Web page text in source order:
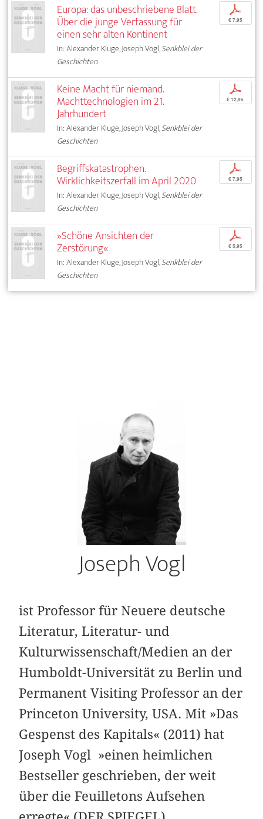
Europa: das unbeschriebene Blatt.
Über die junge Verfassung für
einen sehr alten Kontinent
In: Alexander Kluge, Joseph Vogl,Senkblei der
Geschichten
p
€ 7,95
Keine Macht für niemand.
Machttechnologien im 21.
Jahrhundert
In: Alexander Kluge, Joseph Vogl,Senkblei der
Geschichten
p
€ 12,95
Begriffskatastrophen.
Wirklichkeitszerfall im April 2020
In: Alexander Kluge, Joseph Vogl,Senkblei der
Geschichten
p
€ 7,95
»Schöne Ansichten der
Zerstörung«
In: Alexander Kluge, Joseph Vogl,Senkblei der
Geschichten
p
€ 5,95
Joseph Vogl
ist Professor für Neuere deutsche
Literatur, Literatur- und
Kulturwissenschaft/Medien an der
Humboldt-Universität zu Berlin und
Permanent Visiting Professor an der
Princeton University, USA. Mit »Das
Gespenst des Kapitals« (2011) hat
Joseph Vogl »einen heimlichen
Bestseller geschrieben, der weit
über die Feuilletons Aufsehen